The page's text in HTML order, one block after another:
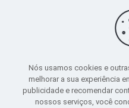
canal
Sobre|Política
Nós usamos cookies e
melhorar a sua experiência
publicidade e recomendar
nossos serviços, você